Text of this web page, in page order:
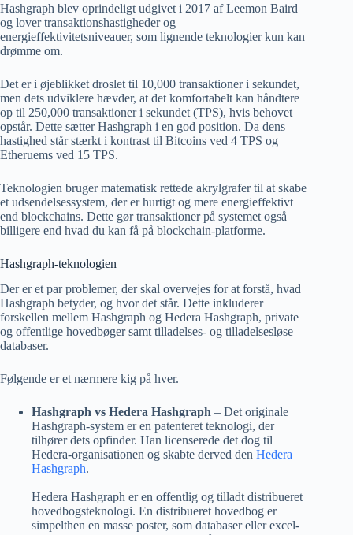
Hashgraph blev oprindeligt udgivet i 2017 af Leemon Baird
og lover transaktionshastigheder og
energieffektivitetsniveauer, som lignende teknologier kun kan
drømme om.
Det er i øjeblikket droslet til 10,000 transaktioner i sekundet,
men dets udviklere hævder, at det komfortabelt kan håndtere
op til 250,000 transaktioner i sekundet (TPS), hvis behovet
opstår. Dette sætter Hashgraph i en god position. Da dens
hastighed står stærkt i kontrast til Bitcoins ved 4 TPS og
Etheruems ved 15 TPS.
Teknologien bruger matematisk rettede akrylgrafer til at skabe
et udsendelsessystem, der er hurtigt og mere energieffektivt
end blockchains. Dette gør transaktioner på systemet også
billigere end hvad du kan få på blockchain-platforme.
Hashgraph-teknologien
Der er et par problemer, der skal overvejes for at forstå, hvad
Hashgraph betyder, og hvor det står. Dette inkluderer
forskellen mellem Hashgraph og Hedera Hashgraph, private
og offentlige hovedbøger samt tilladelses- og tilladelsesløse
databaser.
Følgende er et nærmere kig på hver.
Hashgraph vs Hedera Hashgraph – Det originale
Hashgraph-system er en patenteret teknologi, der
tilhører dets opfinder. Han licenserede det dog til
Hedera-organisationen og skabte derved den Hedera
Hashgraph.
Hedera Hashgraph er en offentlig og tilladt distribueret
hovedbogsteknologi. En distribueret hovedbog er
simpelthen en masse poster, som databaser eller excel-